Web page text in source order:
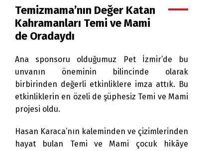
Temizmama’nın Değer Katan
Kahramanları Temi ve Mami
de Oradaydı
Ana sponsoru olduğumuz Pet İzmir’de bu
unvanın öneminin bilincinde olarak
birbirinden değerli etkinliklere imza attık. Bu
etkinliklerin en özeli de şüphesiz Temi ve Mami
projesi oldu.
Hasan Karaca’nın kaleminden ve çizimlerinden
hayat bulan Temi ve Mami çocuk hikâye